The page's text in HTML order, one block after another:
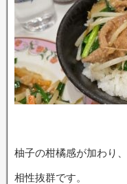
柚子の柑橘感が加わり、
相性抜群です。